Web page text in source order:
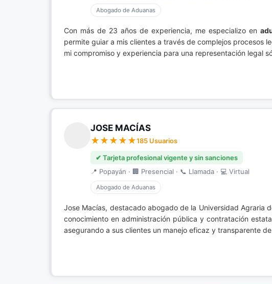
Abogado de Aduanas
Con más de 23 años de experiencia, me especializo en
permite guiar a mis clientes a través de complejos procesos
mi compromiso y experiencia para una representación legal
JOSE MACÍAS
185 Usuarios
✔ Tarjeta profesional vigente y sin sanciones
📍 Popayán · 🏢 Presencial · 📞 Llamada · 💻 Virtual
Abogado de Aduanas
Jose Macías, destacado abogado de la Universidad Agraria
conocimiento en administración pública y contratación
asegurando a sus clientes un manejo eficaz y transparente